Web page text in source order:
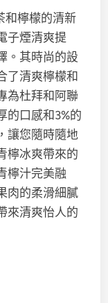
和檸檬的清新
子煙清爽提
。其時尚的設
了清爽檸檬和
為杜拜和阿聯
的口感和3%的
讓您隨時隨地
檸冰爽帶來的
檸汁完美融
肉的柔滑細膩
來清爽怡人的